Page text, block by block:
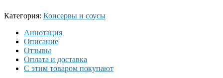
Категория: Консервы и соусы
Аннотация
Описание
Отзывы
Оплата и доставка
С этим товаром покупают